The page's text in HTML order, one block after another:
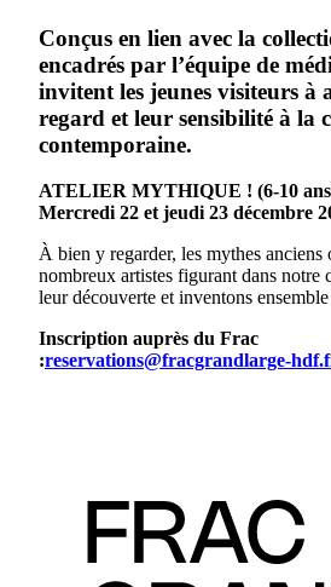
Conçus en lien avec la
encadrés par l’équipe de
invitent les jeunes visiteurs à
regard et leur sensibilité à la
contemporaine.
ATELIER MYTHIQUE ! (6-10
Mercredi 22 et jeudi 23 décembre
À bien y regarder, les mythes anciens
nombreux artistes figurant dans notre
leur découverte et inventons
Inscription auprès du Frac
:reservations@fracgrandlarge-